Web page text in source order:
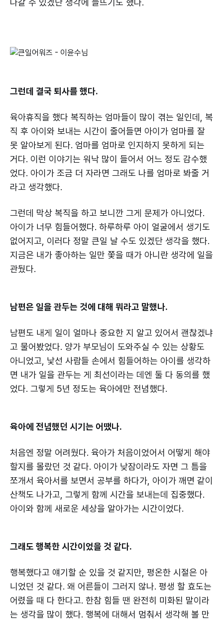
나갈 수 있겠단 생각에 들뜨기도 했다.
그런데 결국 퇴사를 했다.
육아휴직을 했다 복직하는 엄마들이 많이 겪는 일인데, 복
직 후 아이와 보내는 시간이 줄어들면 아이가 엄마를 잘
못 알아보게 된다. 엄마를 엄마로 인지하지 못하게 되는
거다. 이런 이야기는 워낙 많이 들어서 어느 정도 감수했
었다. 아이가 조금 더 자라면 그래도 나를 엄마로 봐줄 거
라고 생각했다.
그런데 막상 복직을 하고 보니깐 그게 문제가 아니었다.
아이가 너무 힘들어했다. 하루하루 아이 얼굴에서 생기도
없어지고, 이러다 정말 큰일 날 수도 있겠단 생각을 했다.
지금은 내가 좋아하는 일만 쫓을 때가 아니란 생각에 일을
관뒀다.
남편은 일을 관두는 것에 대해 뭐라고 말했나.
남편도 내게 일이 얼마나 중요한 지 알고 있어서 괜찮겠냐
고 물어봤었다. 양가 부모님이 도와주실 수 있는 상황도
아니었고, 낯선 사람들 손에서 힘들어하는 아이를 생각하
면 내가 일을 관두는 게 최선이라는 데엔 둘 다 동의를 했
었다. 그렇게 5년 정도는 육아에만 전념했다.
육아에 전념했던 시기는 어땠나.
처음엔 정말 어려웠다. 육아가 처음이었어서 어떻게 해야
할지를 몰랐던 것 같다. 아이가 낮잠이라도 자면 그 틈을
쪼개서 육아서를 보면서 공부를 하다가, 아이가 깨면 같이
산책도 나가고, 그렇게 함께 시간을 보내는데 집중했다.
아이와 함께 새로운 세상을 알아가는 시간이었다.
그래도 행복한 시간이었을 것 같다.
행복했다고 얘기할 순 있을 것 같지만, 평온한 시절은 아
니었던 것 같다. 왜 어른들이 그러지 않나. 평생 할 효도는
어렸을 때 다 한다고. 한참 힘들 땐 완전히 미화된 말이라
는 생각을 많이 했다. 행복에 대해서 멈춰서 생각해 볼 만